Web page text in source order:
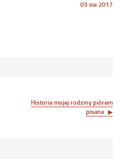
Opublikowano
03 sie 2017
Historia mojej rodziny piórem
pisana